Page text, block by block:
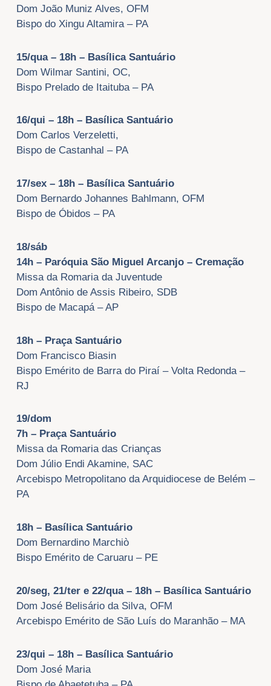
Dom João Muniz Alves, OFM
Bispo do Xingu Altamira – PA
15/qua – 18h – Basílica Santuário
Dom Wilmar Santini, OC,
Bispo Prelado de Itaituba – PA
16/qui – 18h – Basílica Santuário
Dom Carlos Verzeletti,
Bispo de Castanhal – PA
17/sex – 18h – Basílica Santuário
Dom Bernardo Johannes Bahlmann, OFM
Bispo de Óbidos – PA
18/sáb
14h – Paróquia São Miguel Arcanjo – Cremação
Missa da Romaria da Juventude
Dom Antônio de Assis Ribeiro, SDB
Bispo de Macapá – AP
18h – Praça Santuário
Dom Francisco Biasin
Bispo Emérito de Barra do Piraí – Volta Redonda –
RJ
19/dom
7h – Praça Santuário
Missa da Romaria das Crianças
Dom Júlio Endi Akamine, SAC
Arcebispo Metropolitano da Arquidiocese de Belém –
PA
18h – Basílica Santuário
Dom Bernardino Marchiò
Bispo Emérito de Caruaru – PE
20/seg, 21/ter e 22/qua – 18h – Basílica Santuário
Dom José Belisário da Silva, OFM
Arcebispo Emérito de São Luís do Maranhão – MA
23/qui – 18h – Basílica Santuário
Dom José Maria